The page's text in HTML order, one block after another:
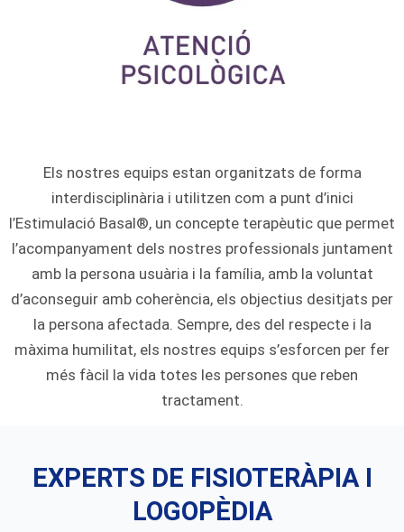
Els nostres equips estan organitzats de forma
interdisciplinària i utilitzen com a punt d’inici
l’Estimulació Basal®, un concepte terapèutic que permet
l’acompanyament dels nostres professionals juntament
amb la persona usuària i la família, amb la voluntat
d’aconseguir amb coherència, els objectius desitjats per
la persona afectada. Sempre, des del respecte i la
màxima humilitat, els nostres equips s’esforcen per fer
més fàcil la vida totes les persones que reben
tractament.
EXPERTS DE FISIOTERÀPIA I
LOGOPÈDIA